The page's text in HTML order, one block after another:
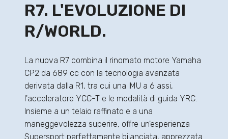
R7. L'EVOLUZIONE DI
R/WORLD.
La nuova R7 combina il rinomato motore Yamaha
CP2 da 689 cc con la tecnologia avanzata
derivata dalla R1, tra cui una IMU a 6 assi,
l'acceleratore YCC-T e le modalità di guida YRC.
Insieme a un telaio raffinato e a una
maneggevolezza superire, offre un'esperienza
Supersport perfettamente bilanciata, apprezzata